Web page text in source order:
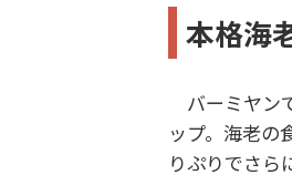
本格海
バーミヤン
ップ。海老の
りぷりでさら